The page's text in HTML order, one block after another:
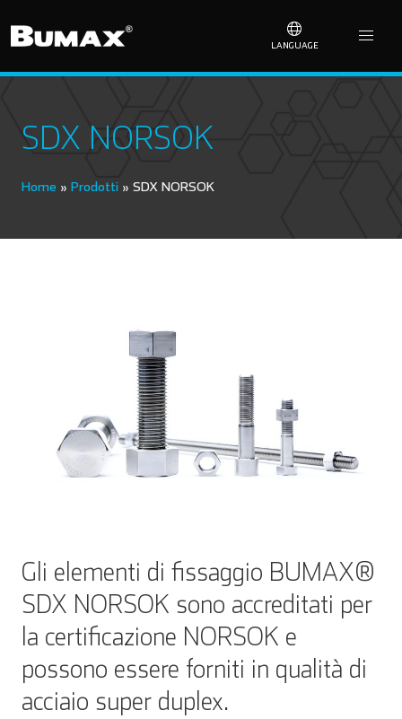
LANGUAGE
SDX NORSOK
Home » Prodotti » SDX NORSOK
Gli elementi di fissaggio BUMAX®
SDX NORSOK sono accreditati per
la certificazione NORSOK e
possono essere forniti in qualità di
acciaio super duplex.